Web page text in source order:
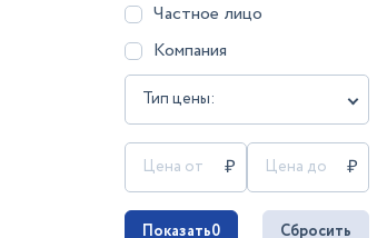
Частное лицо
Компания
Тип цены:
Показать0 Сбросить